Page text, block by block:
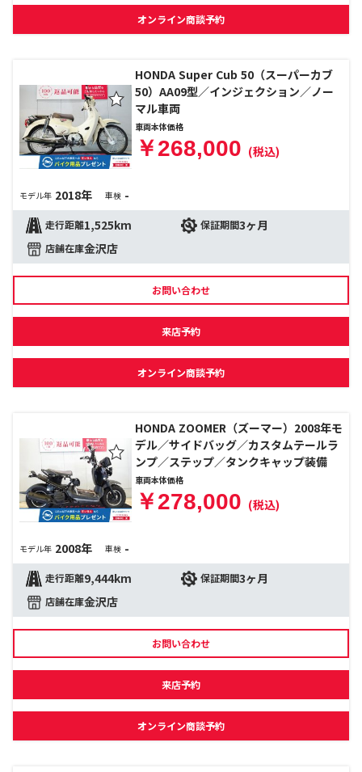
オンライン商談予約
HONDA Super Cub 50（スーパーカブ
50）AA09型／インジェクション／ノー
マル車両
車両本体価格
￥268,000 (税込)
モデル年 2018年 車検 -
走行距離1,525km 保証期間3ヶ月
店舗在庫金沢店
お問い合わせ
来店予約
オンライン商談予約
HONDA ZOOMER（ズーマー）2008年モ
デル／サイドバッグ／カスタムテールラ
ンプ／ステップ／タンクキャップ装備
車両本体価格
￥278,000 (税込)
モデル年 2008年 車検 -
走行距離9,444km 保証期間3ヶ月
店舗在庫金沢店
お問い合わせ
来店予約
オンライン商談予約